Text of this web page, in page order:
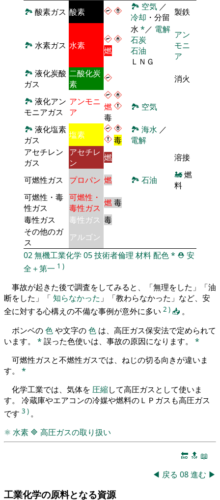
🏞 酸素ガス 酸素 🏞 空気 ／
冷却 ・分留 製鉄
🏞 水素ガス 水素 燃
水 *／ 電解
石炭
石油
ＬＮＧ
アン
モニ
ア
🏞 液化炭酸
ガス
二酸化炭
素
消火
🏞 液化アン
モニアガス
アンモニ
ア
燃
毒
🏞 空気
🏞 液化塩素
ガス
塩素 毒
🏞 海水 ／
電解
アセチレン
ガス
アセチレ
ン
燃 溶接
可燃性ガス プロパン 燃 🏞 石油 🚂燃
料
可燃性・毒
性ガス
可燃性・
毒性ガス 燃毒
毒性ガス
毒性ガス 毒
その他のガ
ス
アルゴン
02無機工業化学 05技術者倫理 材料配色* ⛑️ 安
全＋第一 1 )
事故が起きた後で調査をしてみると、「無理をした」「油
断をした」「 知らなかった 」「教わらなかった」など、安
全に対する心構えの不備な事例が意外に多い 2 ) 📥 。
ボンベの色や文字の色 は、高圧ガス保安法で定められて
います。 * 誤った色使いは、事故の原因になります。 *
可燃性ガスと不燃性ガスでは、ねじの切る向きが違いま
す。 *
化学工業では、気体を 圧縮して高圧ガスとして使いま
す。 冷蔵庫やエアコンの冷媒や燃料のＬＰガスも高圧ガス
です 3 ) 。
⚛ 水素 🔷 高圧ガスの取り扱い
🔚 🔝 📖
◀ 戻る 08進む ▶
工業化学の原料となる資源